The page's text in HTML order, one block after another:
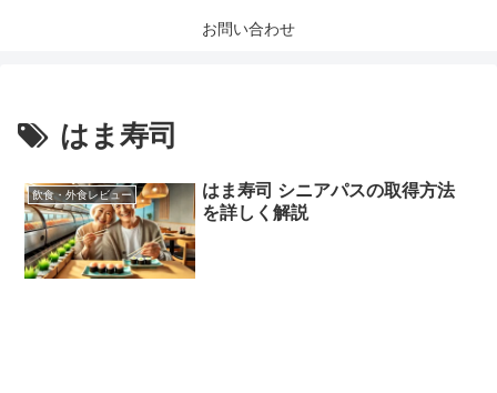
お問い合わせ
はま寿司
飲食・外食レビュー
はま寿司 シニアパスの取得方法
を詳しく解説